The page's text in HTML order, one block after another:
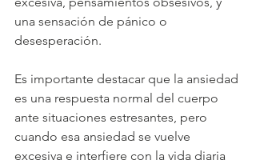
una sensación de pánico o
desesperación.
Es importante destacar que la ansiedad
es una respuesta normal del cuerpo
ante situaciones estresantes, pero
cuando esa ansiedad se vuelve
excesiva e interfiere con la vida diaria